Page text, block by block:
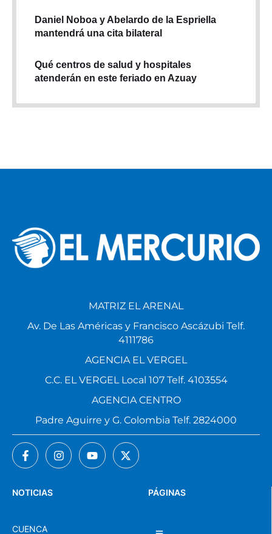
Daniel Noboa y Abelardo de la Espriella
mantendrá una cita bilateral
Qué centros de salud y hospitales
atenderán en este feriado en Azuay
PÁGINAS
NOTICIAS
CUENCA
MATRIZ EL ARENAL
Av. De Las Américas y Francisco Ascázubi Telf.
4111786
AGENCIA EL VERGEL
C.C. EL VERGEL Local 107 Telf. 4103554
AGENCIA CENTRO
Padre Aguirre y G. Colombia Telf. 2824000